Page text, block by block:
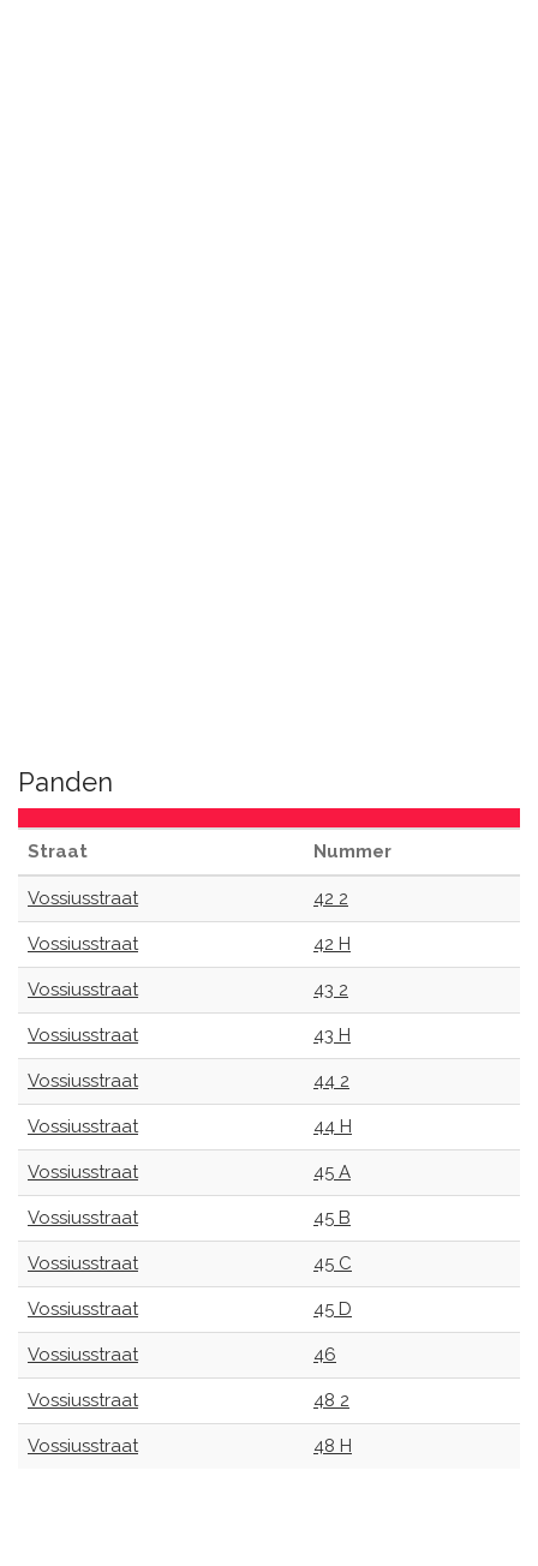
Panden
Straat Nummer
Vossiusstraat 42 2
Vossiusstraat 42 H
Vossiusstraat 43 2
Vossiusstraat 43 H
Vossiusstraat 44 2
Vossiusstraat 44 H
Vossiusstraat 45 A
Vossiusstraat 45 B
Vossiusstraat 45 C
Vossiusstraat 45 D
Vossiusstraat 46
Vossiusstraat 48 2
Vossiusstraat 48 H